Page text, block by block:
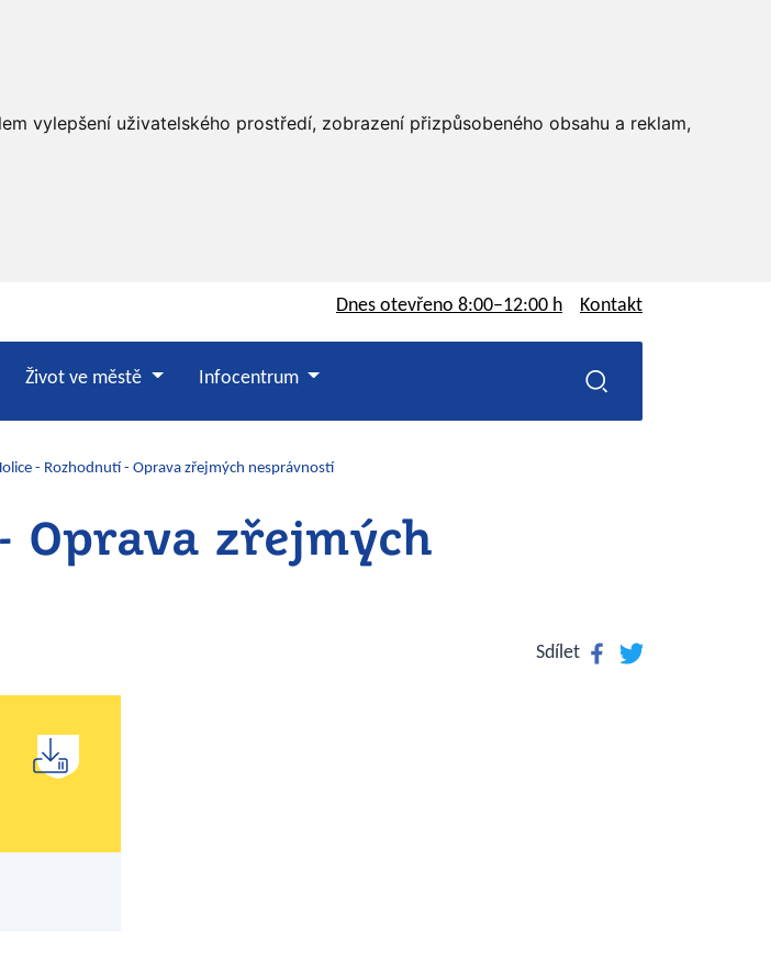
vylepšení uživatelského prostředí, zobrazení přizpůsobeného obsahu a reklam,
- Rozhodnutí - Oprava zřejmých nesprávností
Oprava zřejmých
Sdílet Facebook
Twitter
Dnes otevřeno 8:00–12:00 h Kontakt
Život ve městě Infocentrum